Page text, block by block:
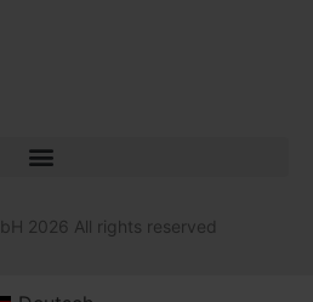
2026 All rights reserved